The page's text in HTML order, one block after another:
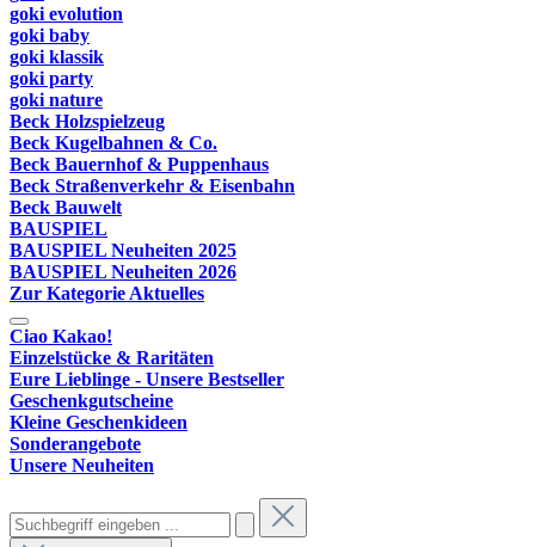
goki evolution
goki baby
goki klassik
goki party
goki nature
Beck Holzspielzeug
Beck Kugelbahnen & Co.
Beck Bauernhof & Puppenhaus
Beck Straßenverkehr & Eisenbahn
Beck Bauwelt
BAUSPIEL
BAUSPIEL Neuheiten 2025
BAUSPIEL Neuheiten 2026
Zur Kategorie Aktuelles
Ciao Kakao!
Einzelstücke & Raritäten
Eure Lieblinge - Unsere Bestseller
Geschenkgutscheine
Kleine Geschenkideen
Sonderangebote
Unsere Neuheiten